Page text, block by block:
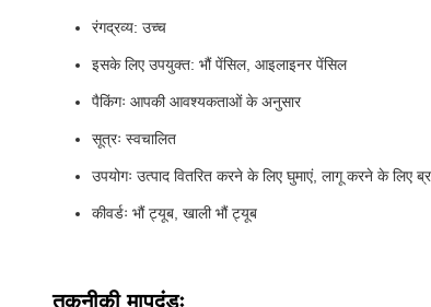
रंगद्रव्य: उच्च
इसके लिए उपयुक्त: भौं पेंसिल, आइलाइनर पेंसिल
पैकिंगः आपकी आवश्यकताओं के अनुसार
सूत्रः स्वचालित
उपयोगः उत्पाद वितरित करने के लिए घुमाएं, लागू करने के लिए
कीवर्डः भौं ट्यूब, खाली भौं ट्यूब
तकनीकी मापदंडः